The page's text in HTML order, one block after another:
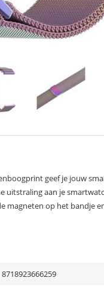
geef je jouw
uitstraling aan je
magneten op het bandje
8718923666259